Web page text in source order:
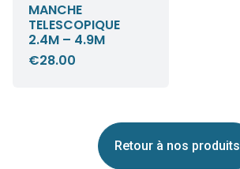
MANCHE
TELESCOPIQUE
2.4M – 4.9M
€28.00
Retour à nos produits